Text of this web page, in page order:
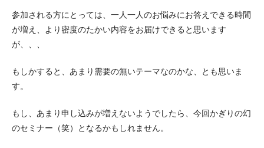
参加される方にとっては、一人一人のお悩みにお答えできる時間
が増え、より密度のたかい内容をお届けできると思います
が、、、
もしかすると、あまり需要の無いテーマなのかな、とも思いま
す。
もし、あまり申し込みが増えないようでしたら、今回かぎりの幻
のセミナー（笑）となるかもしれません。